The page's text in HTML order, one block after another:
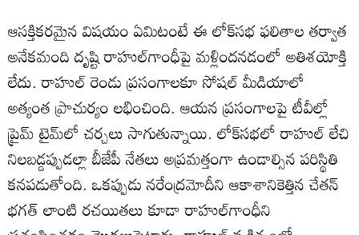
ఆసక్తికరమైన విషయం ఏమిటంటే ఈ లోక్‌సభ ఫలితాల తర్వాత
అనేకమంది దృష్టి రాహుల్‌గాంధీపై మళ్లిందనడంలో అతిశయోక్తి
లేదు. రాహుల్ రెండు ప్రసంగాలకూ సోషల్ మీడియాలో
అత్యంత ప్రాచుర్యం లభించింది. ఆయన ప్రసంగాలపై టీవీల్లో
ప్రైమ్ టైమ్‌లో చర్చలు సాగుతున్నాయి. లోక్‌సభలో రాహుల్ లేచి
నిలబడ్డప్పుడల్లా బీజేపీ నేతలు అప్రమత్తంగా ఉండాల్సిన పరిస్థితి
కనపడుతోంది. ఒకప్పుడు నరేంద్రమోదీని ఆకాశానికెత్తిన చేతన్
భగత్ లాంటి రచయితలు కూడా రాహుల్‌గాంధీని